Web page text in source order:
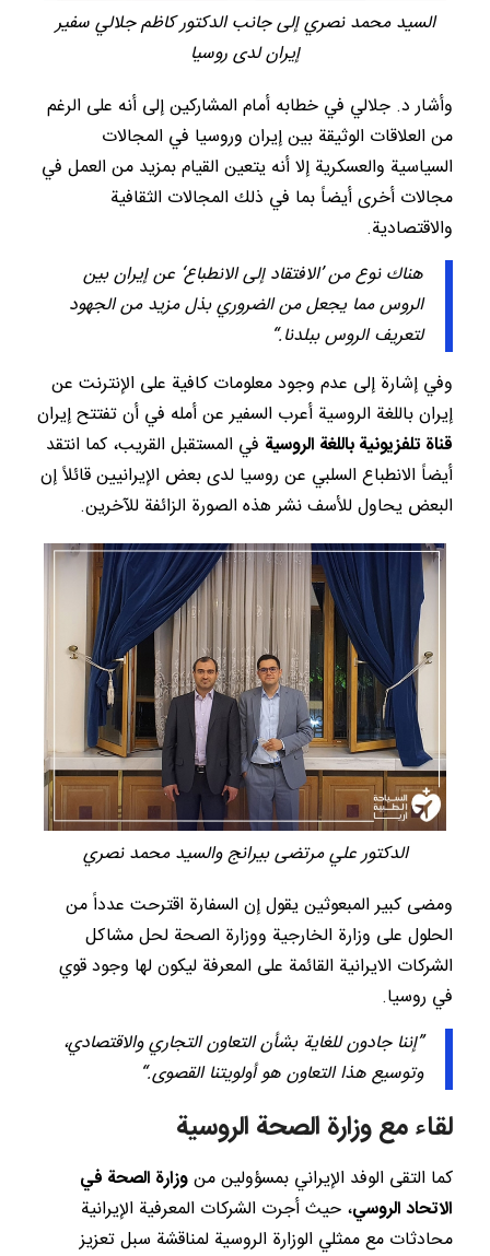
السيد محمد نصري إلى جانب الدكتور كاظم جلالي سفير
إيران لدى روسيا
وأشار د. جلالي في خطابه أمام المشاركين إلى أنه على الرغم
من العلاقات الوثيقة بين إيران وروسيا في المجالات
السياسية والعسكرية إلا أنه يتعين القيام بمزيد من العمل في
مجالات أخرى أيضاً بما في ذلك المجالات الثقافية
والاقتصادية.
هناك نوع من ’الافتقاد إلى الانطباع‘ عن إيران بين
الروس مما يجعل من الضروري بذل مزيد من الجهود
لتعريف الروس ببلدنا.“
وفي إشارة إلى عدم وجود معلومات كافية على الإنترنت عن
إيران باللغة الروسية أعرب السفير عن أمله في أن تفتتح إيران
قناة تلفزيونية باللغة الروسية في المستقبل القريب، كما انتقد
أيضاً الانطباع السلبي عن روسيا لدى بعض الإيرانيين قائلاً إن
البعض يحاول للأسف نشر هذه الصورة الزائفة للآخرين.
الدكتور علي مرتضى بيرانج والسيد محمد نصري
ومضى كبير المبعوثين يقول إن السفارة اقترحت عدداً من
الحلول على وزارة الخارجية ووزارة الصحة لحل مشاكل
الشركات الايرانية القائمة على المعرفة ليكون لها وجود قوي
في روسيا.
”إننا جادون للغاية بشأن التعاون التجاري والاقتصادي،
وتوسيع هذا التعاون هو أولويتنا القصوى.“
لقاء مع وزارة الصحة الروسية
كما التقى الوفد الإيراني بمسؤولين منوزارة الصحة في
الاتحاد الروسي، حيث أجرت الشركات المعرفية الإيرانية
محادثات مع ممثلي الوزارة الروسية لمناقشة سبل تعزيز